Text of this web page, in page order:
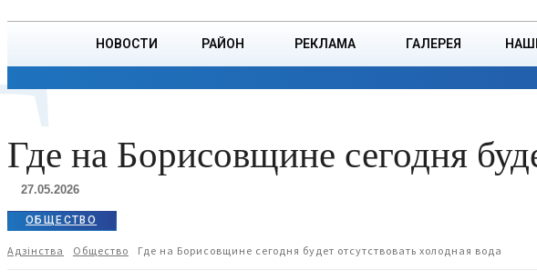
в
Беларуси
НОВОСТИ РАЙОН РЕКЛАМА ГАЛЕРЕЯ
Где на Борисовщине сегодня
27.05.2026
ОБЩЕСТВО
Адзiнства Общество Где на Борисовщине сегодня будет отсутствовать холодная вода